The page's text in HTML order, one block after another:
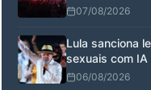
07/08/2026
Lula sanciona
sexuais com
06/08/2026